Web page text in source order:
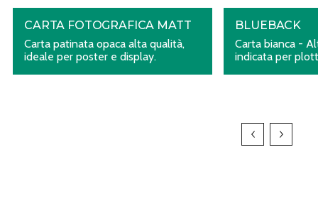
CARTA FOTOGRAFICA MATT
Carta patinata opaca alta qualità,
ideale per poster e display.
BLUEBACK
Carta bianca -
indicata per